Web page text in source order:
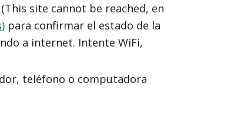
site cannot be reached, en
para confirmar el estado de la
a internet. Intente WiFi,
teléfono o computadora